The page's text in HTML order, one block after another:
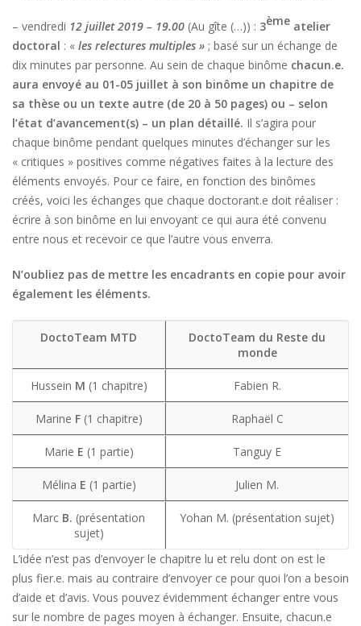
– vendredi 12 juillet 2019 – 19.00 (Au gîte (…)) : 3ème atelier
doctoral : « les relectures multiples » ; basé sur un échange de
dix minutes par personne. Au sein de chaque binôme chacun.e.
aura envoyé au 01-05 juillet à son binôme un chapitre de
sa thèse ou un texte autre (de 20 à 50 pages) ou – selon
l’état d’avancement(s) – un plan détaillé. Il s’agira pour
chaque binôme pendant quelques minutes d’échanger sur les
« critiques » positives comme négatives faites à la lecture des
éléments envoyés. Pour ce faire, en fonction des binômes
créés, voici les échanges que chaque doctorant.e doit réaliser :
écrire à son binôme en lui envoyant ce qui aura été convenu
entre nous et recevoir ce que l’autre vous enverra.
N’oubliez pas de mettre les encadrants en copie pour avoir
également les éléments.
DoctoTeam MTD
DoctoTeam du Reste du
monde
Hussein M (1 chapitre) Fabien R.
Marine F (1 chapitre) Raphaël C
Marie E (1 partie) Tanguy E
Mélina E (1 partie) Julien M.
Marc B. (présentation
sujet)
Yohan M. (présentation sujet)
L’idée n’est pas d’envoyer le chapitre lu et relu dont on est le
plus fier.e. mais au contraire d’envoyer ce pour quoi l’on a besoin
d’aide et d’avis. Vous pouvez évidemment échanger entre vous
sur le nombre de pages moyen à échanger. Ensuite, chacun.e